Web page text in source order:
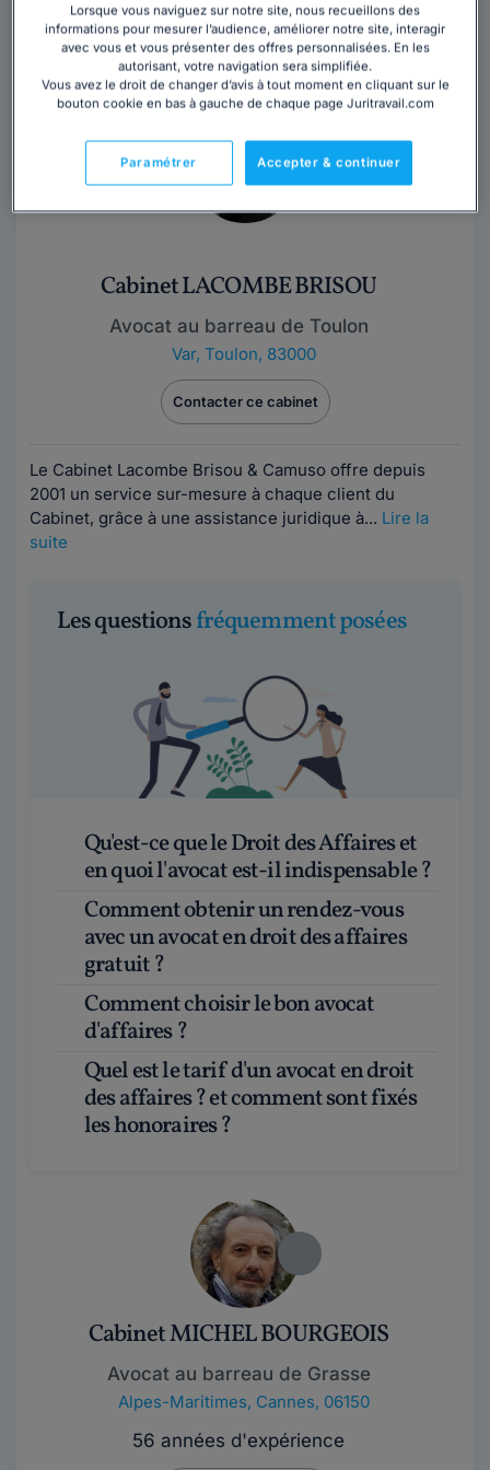
http://amaliarabetrano-avocat.fr/
Cabinet LACOMBE BRISOU
Avocat au barreau de Toulon
Var, Toulon, 83000
Contacter ce cabinet
Le Cabinet Lacombe Brisou & Camuso offre depuis
2001 un service sur-mesure à chaque client du
Cabinet, grâce à une assistance juridique à... Lire la
suite
Les questionsfréquemment posées
Qu'est-ce que le Droit des Affaires et
en quoi l'avocat est-il indispensable ?
Comment obtenir un rendez-vous
avec un avocat en droit des affaires
gratuit ?
Comment choisir le bon avocat
d'affaires ?
Quel est le tarif d'un avocat en droit
des affaires ? et comment sont fixés
les honoraires ?
Cabinet MICHEL BOURGEOIS
Avocat au barreau de Grasse
Alpes-Maritimes, Cannes, 06150
56 années d'expérience
Lorsque vous naviguez sur notre site, nous recueillons des
informations pour mesurer l’audience, améliorer notre site, interagir
avec vous et vous présenter des offres personnalisées. En les
autorisant, votre navigation sera simplifiée.
Vous avez le droit de changer d’avis à tout moment en cliquant sur le
bouton cookie en bas à gauche de chaque page Juritravail.com
Accepter & continuer
Paramétrer